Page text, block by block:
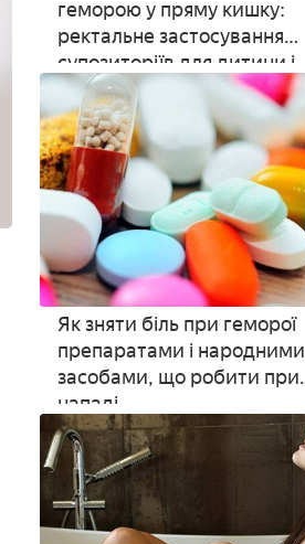
геморою у пряму кишку:
ректальне застосування
супозиторіїв для дитини і
дорослого
Як зняти біль при геморої
препаратами і народними
засобами, що робити при
нападі